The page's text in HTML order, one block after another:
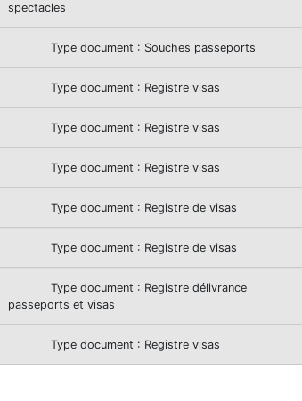
spectacles
Type document : Souches passeports
Type document : Registre visas
Type document : Registre visas
Type document : Registre visas
Type document : Registre de visas
Type document : Registre de visas
Type document : Registre délivrance
passeports et visas
Type document : Registre visas